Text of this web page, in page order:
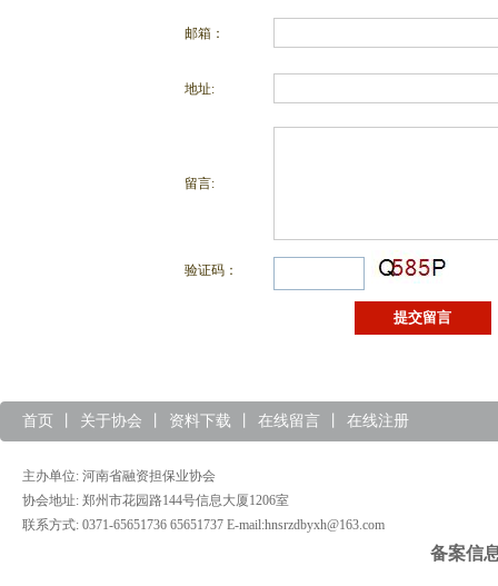
邮箱：
地址:
留言:
验证码：
首页 关于协会 资料下载 在线留言 在线注册
主办单位: 河南省融资担保业协会
协会地址: 郑州市花园路144号信息大厦1206室
联系方式: 0371-65651736 65651737 E-mail:hnsrzdbyxh@163.com
备案信